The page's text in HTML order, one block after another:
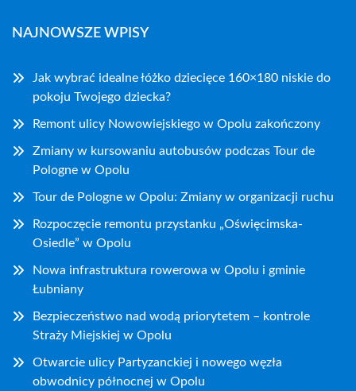
NAJNOWSZE WPISY
Jak wybrać idealne łóżko dziecięce 160×180 niskie do
pokoju Twojego dziecka?
Remont ulicy Nowowiejskiego w Opolu zakończony
Zmiany w kursowaniu autobusów podczas Tour de
Pologne w Opolu
Tour de Pologne w Opolu: Zmiany w organizacji ruchu
Rozpoczęcie remontu przystanku „Oświęcimska-
Osiedle” w Opolu
Nowa infrastruktura rowerowa w Opolu i gminie
Łubniany
Bezpieczeństwo nad wodą priorytetem – kontrole
Straży Miejskiej w Opolu
Otwarcie ulicy Partyzanckiej i nowego węzła
obwodnicy północnej w Opolu